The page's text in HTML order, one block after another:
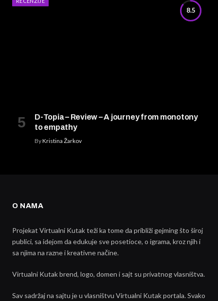
8.5
D-Topia – Review – A journey from monotony
to empathy
ByKristina Žarkov
O NAMA
Projekat Virtualni Kutak teži ka tome da približi gejming što široj
publici, sa idejom da edukuje sve posetioce, o igrama, kroz njih i
sa njima na razne i kreativne načine.
Virtualni Kutak brend, logo, domen i sajt su privatnog vlasništva.
Sav sadržaj na sajtu je u vlasništvu Virtualni Kutak portala. Svako